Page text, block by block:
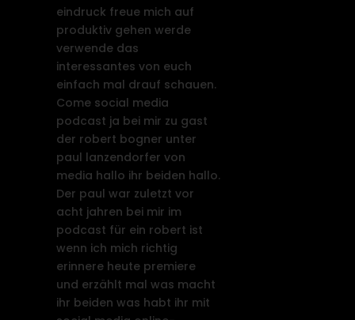
eindruck freue mich auf
produktiv gehen werde
verwende das
interessantes von euch
einfach mal drauf schauen.
Come social media
podcast ja bei mir zu gast
der robert bogner unter
paul lanzendorfer von
media hallo ihr beiden hallo.
Der paul war zuletzt vor
acht jahren bei mir im
podcast für ein robert ist
wenn ich mich richtig
erinnere heute premiere
und erzählt mal was macht
ihr beiden was habt ihr mit